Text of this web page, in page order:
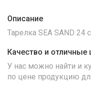
Описание
Тарелка SEA SAND 24
Качество и отличные
У нас можно найти и
по цене продукцию